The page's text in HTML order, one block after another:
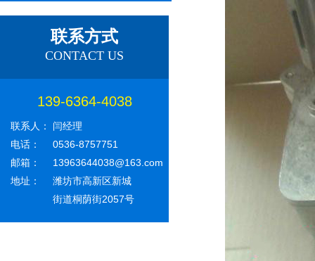
联系方式
CONTACT US
139-6364-4038
联系人：
闫经理
电话：
0536-8757751
邮箱：
13963644038@163.com
地址：
潍坊市高新区新城
街道桐荫街2057号